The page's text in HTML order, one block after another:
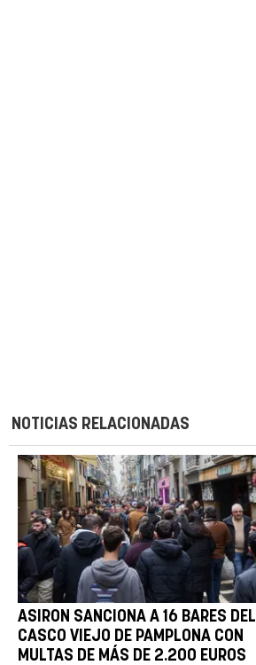
NOTICIAS RELACIONADAS
ASIRON SANCIONA A 16 BARES DEL
CASCO VIEJO DE PAMPLONA CON
MULTAS DE MÁS DE 2.200 EUROS